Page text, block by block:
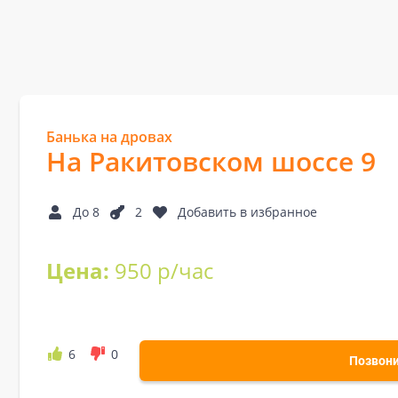
Банька на дровах
На Ракитовском шоссе 9
До 8 2 Добавить в избранное
Цена: 950 р/час
6 0